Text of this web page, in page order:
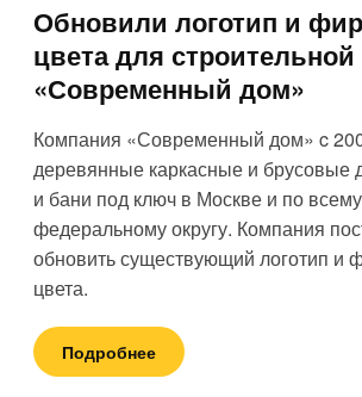
Обновили логотип и
цвета для
«Современный дом»
Компания «Современный дом» c
деревянные каркасные и брусовые
и бани под ключ в Москве и по
федеральному округу. Компания
обновить существующий логотип и
цвета.
Подробнее